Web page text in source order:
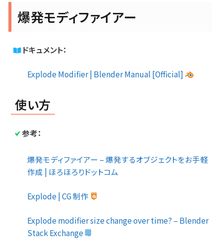
爆発モディファイアー
ドキュメント：
Explode Modifier | Blender Manual [Official]
使い方
参考：
爆発モディファイアー – 爆発するオブジェクトをお手軽
作成 | ほろほろりドットコム
Explode | CG 制作
Explode modifier size change over time? – Blender
Stack Exchange